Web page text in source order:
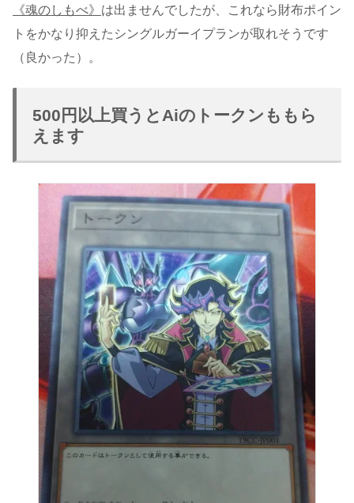
《魂のしもべ》 は出ませんでしたが、これなら財布ポイン
トをかなり抑えたシングルガーイプランが取れそうです
（良かった）。
500円以上買うとAiのトークンももら
えます